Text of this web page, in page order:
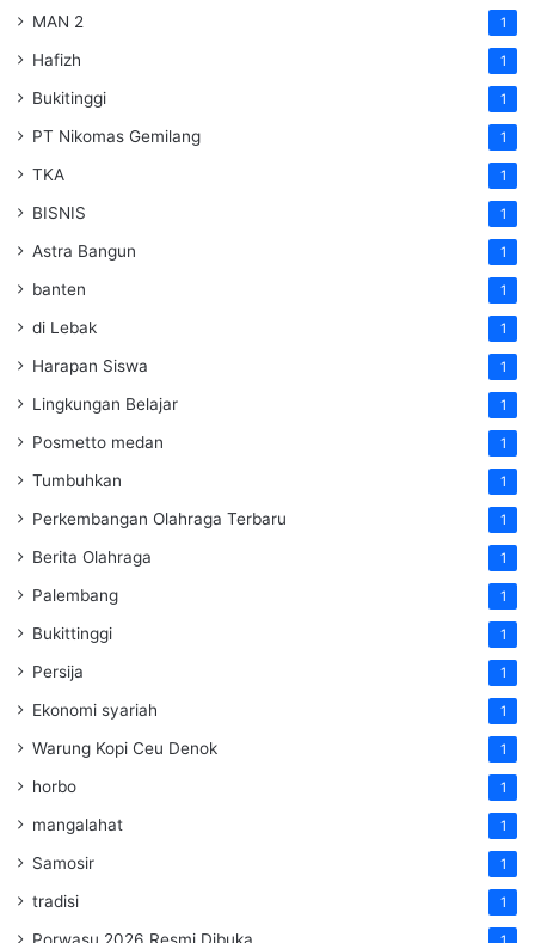
MAN 2 1
Hafizh 1
Bukitinggi 1
PT Nikomas Gemilang 1
TKA 1
BISNIS 1
Astra Bangun 1
banten 1
di Lebak 1
Harapan Siswa 1
Lingkungan Belajar 1
Posmetto medan 1
Tumbuhkan 1
Perkembangan Olahraga Terbaru 1
Berita Olahraga 1
Palembang 1
Bukittinggi 1
Persija 1
Ekonomi syariah 1
Warung Kopi Ceu Denok 1
horbo 1
mangalahat 1
Samosir 1
tradisi 1
Porwasu 2026 Resmi Dibuka